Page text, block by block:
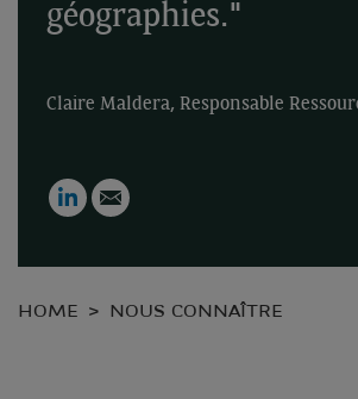
géographies."
Claire Maldera, Responsable
LinkedIn
HOME NOUS CONNAÎTRE